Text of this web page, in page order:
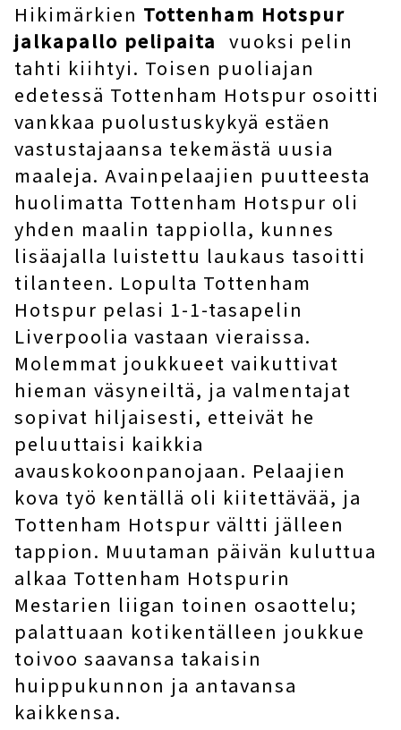
Hikimärkien Tottenham Hotspur
jalkapallo pelipaita vuoksi pelin
tahti kiihtyi. Toisen puoliajan
edetessä Tottenham Hotspur osoitti
vankkaa puolustuskykyä estäen
vastustajaansa tekemästä uusia
maaleja. Avainpelaajien puutteesta
huolimatta Tottenham Hotspur oli
yhden maalin tappiolla, kunnes
lisäajalla luistettu laukaus tasoitti
tilanteen. Lopulta Tottenham
Hotspur pelasi 1-1-tasapelin
Liverpoolia vastaan ​​vieraissa.
Molemmat joukkueet vaikuttivat
hieman väsyneiltä, ​​ja valmentajat
sopivat hiljaisesti, etteivät he
peluuttaisi kaikkia
avauskokoonpanojaan. Pelaajien
kova työ kentällä oli kiitettävää, ja
Tottenham Hotspur vältti jälleen
tappion. Muutaman päivän kuluttua
alkaa Tottenham Hotspurin
Mestarien liigan toinen osaottelu;
palattuaan kotikentälleen joukkue
toivoo saavansa takaisin
huippukunnon ja antavansa
kaikkensa.